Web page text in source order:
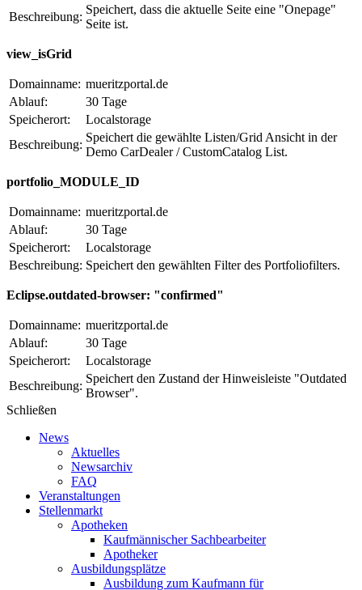
Beschreibung:
Speichert, dass die aktuelle Seite eine "Onepage"
Seite ist.
view_isGrid
Domainname: mueritzportal.de
Ablauf:
30 Tage
Speicherort:
Localstorage
Beschreibung:
Speichert die gewählte Listen/Grid Ansicht in der
Demo CarDealer / CustomCatalog List.
portfolio_MODULE_ID
Domainname: mueritzportal.de
Ablauf:
30 Tage
Speicherort:
Localstorage
Beschreibung: Speichert den gewählten Filter des Portfoliofilters.
Eclipse.outdated-browser: "confirmed"
Domainname: mueritzportal.de
Ablauf:
30 Tage
Speicherort:
Localstorage
Beschreibung:
Speichert den Zustand der Hinweisleiste "Outdated
Browser".
Schließen
News
Aktuelles
Newsarchiv
FAQ
Veranstaltungen
Stellenmarkt
Apotheken
Kaufmännischer Sachbearbeiter
Apotheker
Ausbildungsplätze
Ausbildung zum Kaufmann für